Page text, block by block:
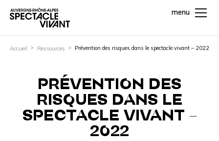
menu
Accueil Ressources Prévention des risques dans le spectacle vivant – 2022
PRÉVENTION DES
RISQUES DANS LE
SPECTACLE VIVANT –
2022